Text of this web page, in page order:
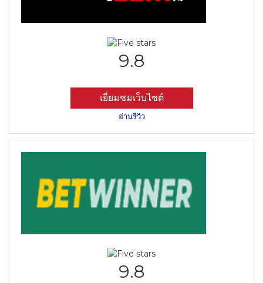
9.8
เยี่ยมชมเว็บไซต์
อ่านรีวิว
9.8